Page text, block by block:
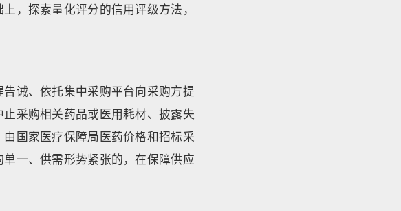
，探索量化评分的信用评级方法，
诫、依托集中采购平台向采购方提
采购相关药品或医用耗材、披露失
国家医疗保障局医药价格和招标采
一、供需形势紧张的，在保障供应